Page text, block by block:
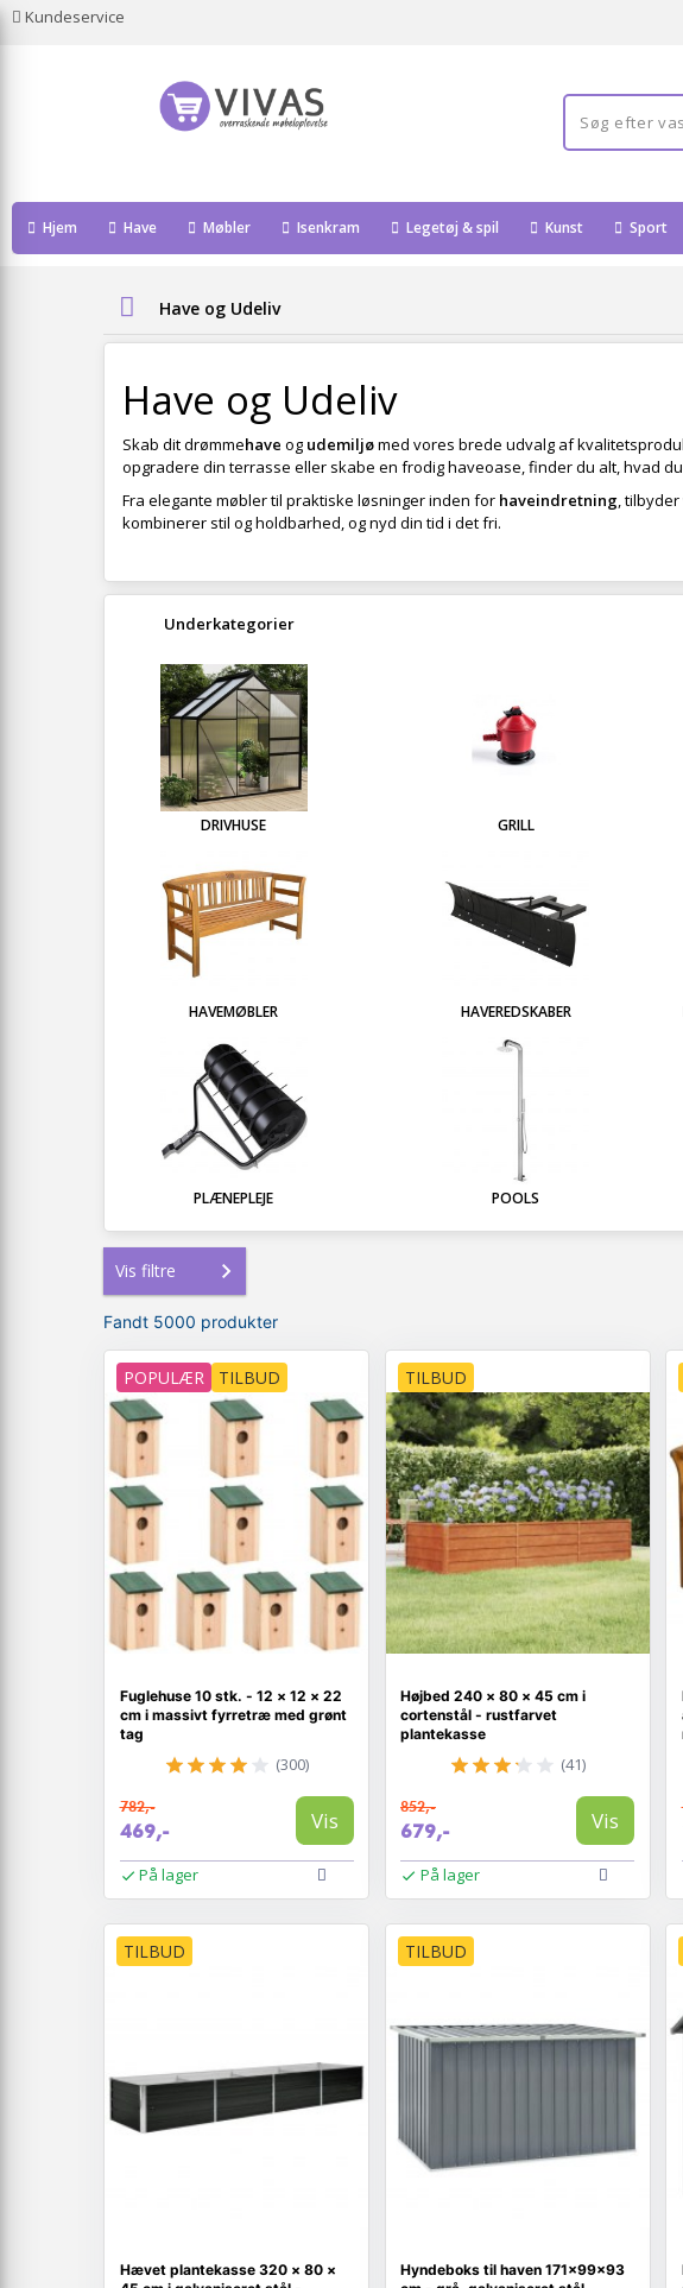
Kundeservice
Hjem Have Møbler Isenkram Legetøj & spil Kunst Sport
Have og Udeliv
Have og Udeliv
Skab dit drømmehave og udemiljømed vores brede udvalg af
opgradere din terrasse eller skabe en frodig haveoase, finder du alt, hvad
Fra elegante møbler til praktiske løsninger inden for haveindretning,
kombinerer stil og holdbarhed, og nyd din tid i det fri.
Underkategorier
DRIVHUSE GRILL
HAVEMØBLER HAVEREDSKABER
PLÆNEPLEJE POOLS
Vis filtre
Fandt 5000 produkter
POPULÆR TILBUD
Fuglehuse 10 stk. - 12 × 12 × 22
cm i massivt fyrretræ med grønt
tag
(300)
782,-
469,- Vis
På lager
TILBUD
Højbed 240 × 80 × 45 cm i
cortenstål - rustfarvet
plantekasse
(41)
852,-
679,- Vis
På lager
TILBUD
Hævet plantekasse 320 × 80 ×
TILBUD
Hyndeboks til haven 171×99×93